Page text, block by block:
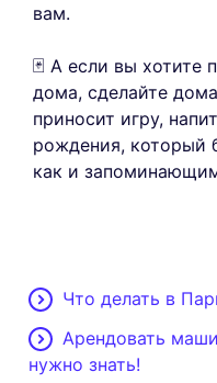
вам.
🃏 А если вы хотите
дома, сделайте
приносит игру,
рождения, который
как и
Что делать в
Арендовать
нужно знать!